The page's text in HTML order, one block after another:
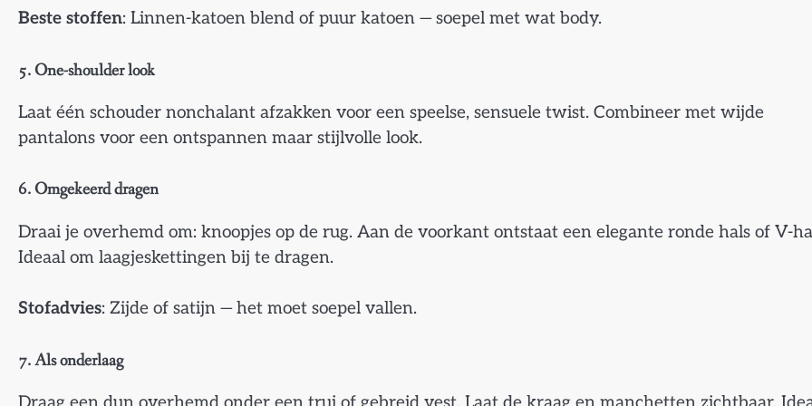
Beste stoffen: Linnen-katoen blend of puur katoen — soepel met wat body.
5. One-shoulder look
Laat één schouder nonchalant afzakken voor een speelse, sensuele twist. Combineer met wijde
pantalons voor een ontspannen maar stijlvolle look.
6. Omgekeerd dragen
Draai je overhemd om: knoopjes op de rug. Aan de voorkant ontstaat een elegante ronde hals of V-
Ideaal om laagjeskettingen bij te dragen.
Stofadvies: Zijde of satijn — het moet soepel vallen.
7. Als onderlaag